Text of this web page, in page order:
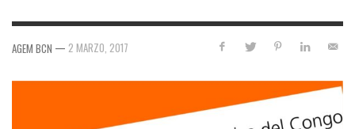
AGEM BCN — 2 MARZO, 2017